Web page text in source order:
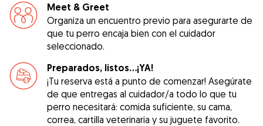
Meet & Greet
Organiza un encuentro previo para asegurarte de
que tu perro encaja bien con el cuidador
seleccionado.
Preparados, listos...¡YA!
¡Tu reserva está a punto de comenzar! Asegúrate
de que entregas al cuidador/a todo lo que tu
perro necesitará: comida suficiente, su cama,
correa, cartilla veterinaria y su juguete favorito.